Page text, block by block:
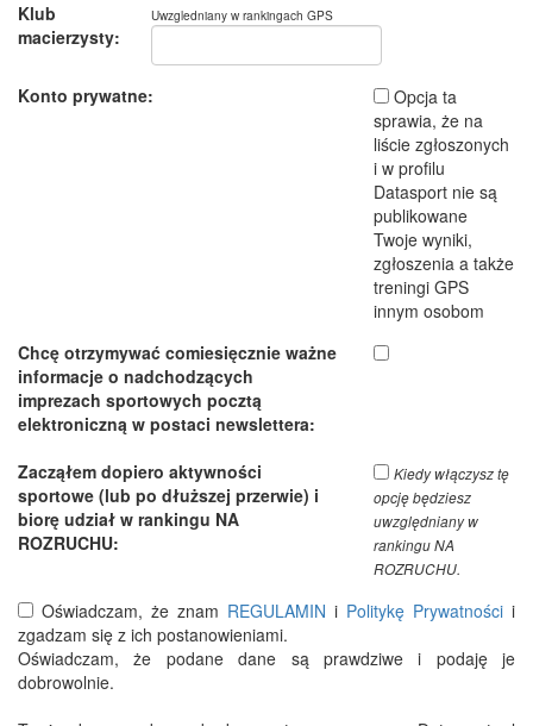
Klub
macierzysty:
Uwzgledniany w rankingach GPS
Konto prywatne:
Opcja ta
sprawia, że na
liście zgłoszonych
i w profilu
Datasport nie są
publikowane
Twoje wyniki,
zgłoszenia a także
treningi GPS
innym osobom
Chcę otrzymywać comiesięcznie ważne
informacje o nadchodzących
imprezach sportowych pocztą
elektroniczną w postaci newslettera:
Zacząłem dopiero aktywności
sportowe (lub po dłuższej przerwie) i
biorę udział w rankingu NA
ROZRUCHU:
Kiedy włączysz tę
opcję będziesz
uwzględniany w
rankingu NA
ROZRUCHU.
Oświadczam, że znam REGULAMIN i Politykę Prywatności i
zgadzam się z ich postanowieniami.
Oświadczam, że podane dane są prawdziwe i podaję je
dobrowolnie.